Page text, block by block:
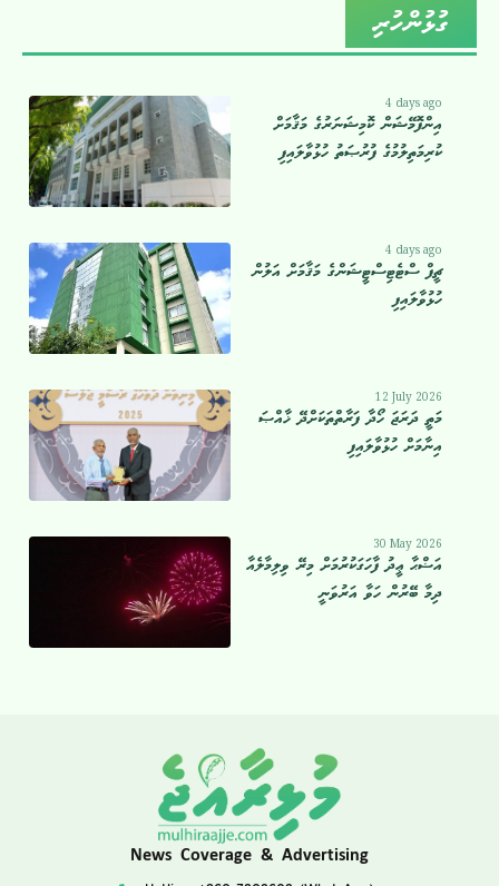
ގުޅުންހުރި
4 days ago
އިންފޮމޭޝަން ކޮމިޝަނަރުގެ މަޤާމަށް
ކުރިމަތިލުމުގެ ފުރުޞަތު ހުޅުވާލައިފި
4 days ago
ޗީފް ސްޓެޓިސްޓީޝަންގެ މަޤާމަށް އަލުން
ހުޅުވާލައިފި
12 July 2026
މަތީ ދަރަޖަ ހޯދާ ފަރާތްތަކަށްދޭ ޚާއްޞަ
އިނާމަށް ހުޅުވާލައިފި
30 May 2026
އަޟްޙާ ޢީދު ފާހަގަކުރުމަށް މިރޭ ވިލިމާލެއާ
ދިމާ ބޭރުން ހަވާ އަރުވަނީ
News Coverage & Advertising